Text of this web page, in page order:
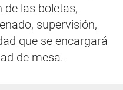
de las boletas,
supervisión,
que se encargará
de mesa.